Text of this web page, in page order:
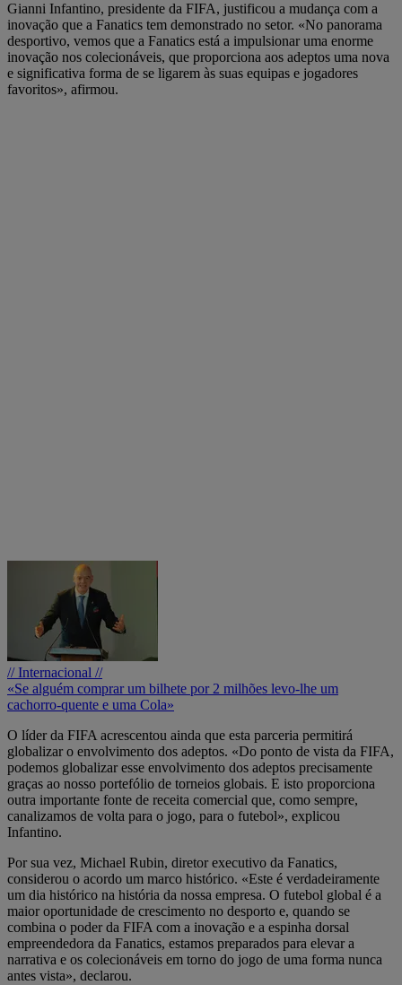
Gianni Infantino, presidente da FIFA, justificou a mudança com a
inovação que a Fanatics tem demonstrado no setor. «No panorama
desportivo, vemos que a Fanatics está a impulsionar uma enorme
inovação nos colecionáveis, que proporciona aos adeptos uma nova
e significativa forma de se ligarem às suas equipas e jogadores
favoritos», afirmou.
// Internacional //
«Se alguém comprar um bilhete por 2 milhões levo-lhe um
cachorro-quente e uma Cola»
O líder da FIFA acrescentou ainda que esta parceria permitirá
globalizar o envolvimento dos adeptos. «Do ponto de vista da FIFA,
podemos globalizar esse envolvimento dos adeptos precisamente
graças ao nosso portefólio de torneios globais. E isto proporciona
outra importante fonte de receita comercial que, como sempre,
canalizamos de volta para o jogo, para o futebol», explicou
Infantino.
Por sua vez, Michael Rubin, diretor executivo da Fanatics,
considerou o acordo um marco histórico. «Este é verdadeiramente
um dia histórico na história da nossa empresa. O futebol global é a
maior oportunidade de crescimento no desporto e, quando se
combina o poder da FIFA com a inovação e a espinha dorsal
empreendedora da Fanatics, estamos preparados para elevar a
narrativa e os colecionáveis em torno do jogo de uma forma nunca
antes vista», declarou.